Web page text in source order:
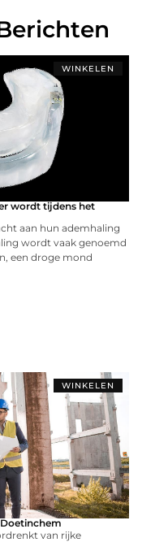
WINKELEN
wordt tijdens het
aan hun ademhaling
wordt vaak genoemd
een droge mond
WINKELEN
van rijke